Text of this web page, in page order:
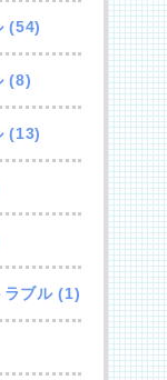
(54)
(8)
(13)
ラブル(1)